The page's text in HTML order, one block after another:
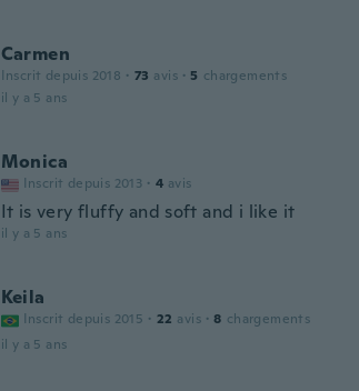
Carmen
Inscrit depuis 2018 · 73 avis · 5 chargements
il y a 5 ans
Monica
Inscrit depuis 2013 · 4 avis
It is very fluffy and soft and i like it
il y a 5 ans
Keila
Inscrit depuis 2015 · 22 avis · 8 chargements
il y a 5 ans